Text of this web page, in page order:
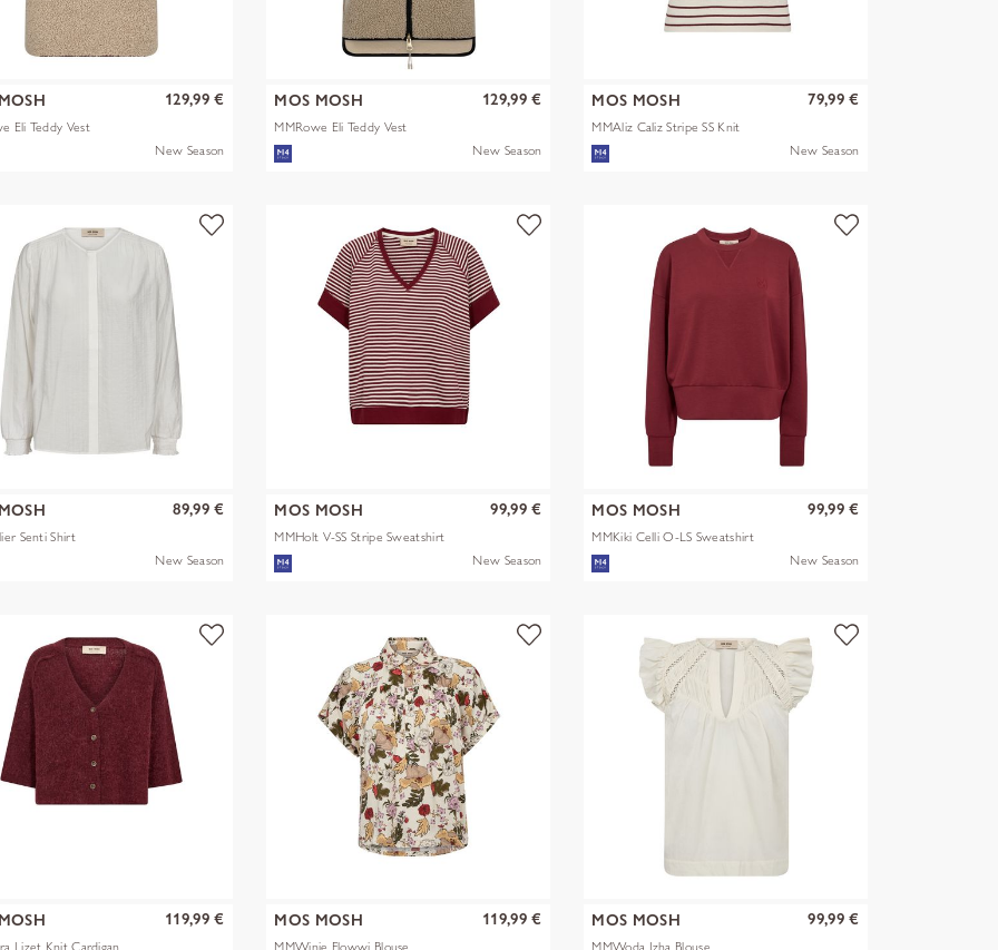
Eli Teddy Vest
129,99 €
New Season
MOS MOSH
MMRowe Eli Teddy Vest
129,99 €
New Season
MOS MOSH
MMAliz Caliz Stripe SS Knit
79,99 €
New Season
Senti Shirt
89,99 €
New Season
MOS MOSH
MMHolt V-SS Stripe Sweatshirt
99,99 €
New Season
MOS MOSH
MMKiki Celli O-LS Sweatshirt
99,99 €
New Season
Lizet Knit Cardigan
119,99 € MOS MOSH
MMWinie Flowwi Blouse
119,99 € MOS MOSH
MMWoda Izha Blouse
99,99 €